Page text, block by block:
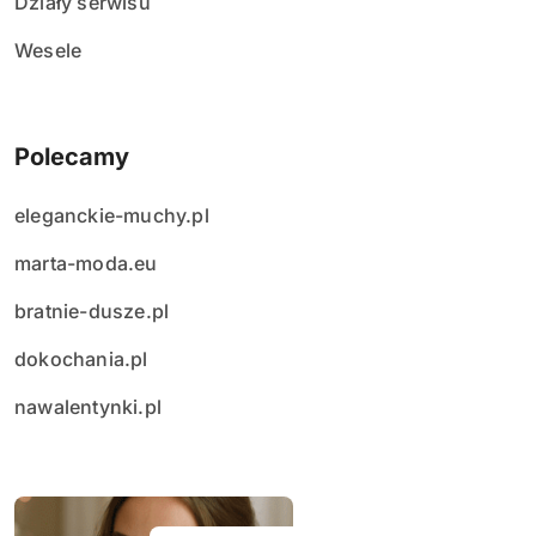
Wesele
Polecamy
eleganckie-muchy.pl
marta-moda.eu
bratnie-dusze.pl
dokochania.pl
nawalentynki.pl